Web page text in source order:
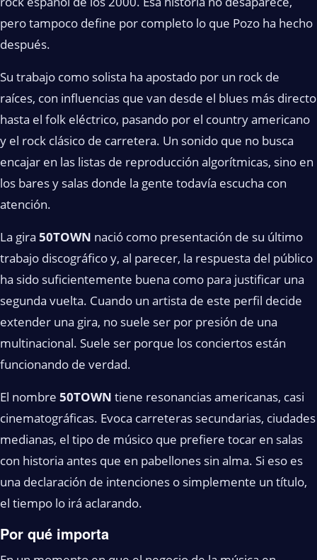
pero tampoco define por completo lo que Pozo ha hecho
después.
Su trabajo como solista ha apostado por un rock de
raíces, con influencias que van desde el blues más directo
hasta el folk eléctrico, pasando por el country americano
y el rock clásico de carretera. Un sonido que no busca
encajar en las listas de reproducción algorítmicas, sino en
los bares y salas donde la gente todavía escucha con
atención.
La gira 50TOWN nació como presentación de su último
trabajo discográfico y, al parecer, la respuesta del público
ha sido suficientemente buena como para justificar una
segunda vuelta. Cuando un artista de este perfil decide
extender una gira, no suele ser por presión de una
multinacional. Suele ser porque los conciertos están
funcionando de verdad.
El nombre 50TOWN tiene resonancias americanas, casi
cinematográficas. Evoca carreteras secundarias, ciudades
medianas, el tipo de músico que prefiere tocar en salas
con historia antes que en pabellones sin alma. Si eso es
una declaración de intenciones o simplemente un título,
el tiempo lo irá aclarando.
Por qué importa